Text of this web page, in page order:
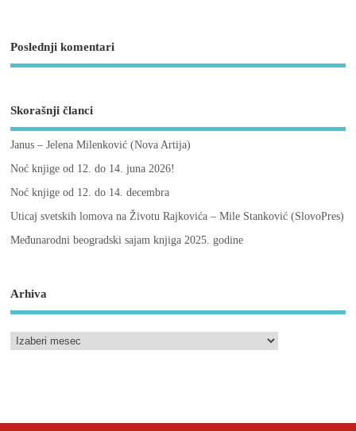
Poslednji komentari
Skorašnji članci
Janus – Jelena Milenković (Nova Artija)
Noć knjige od 12. do 14. juna 2026!
Noć knjige od 12. do 14. decembra
Uticaj svetskih lomova na Životu Rajkovića – Mile Stanković (SlovoPres)
Međunarodni beogradski sajam knjiga 2025. godine
Arhiva